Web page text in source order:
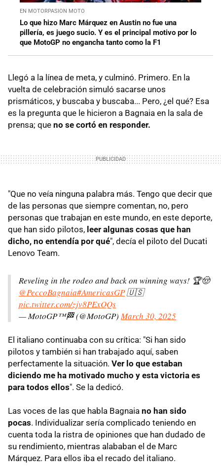
EN MOTORPASION MOTO
Lo que hizo Marc Márquez en Austin no fue una
pillería, es juego sucio. Y es el principal motivo por lo
que MotoGP no engancha tanto como la F1
Llegó a la línea de meta, y culminó. Primero. En la
vuelta de celebración simuló sacarse unos
prismáticos, y buscaba y buscaba... Pero, ¿el qué? Esa
es la pregunta que le hicieron a Bagnaia en la sala de
prensa; que no se cortó en responder.
"Que no veía ninguna palabra más. Tengo que decir que
de las personas que siempre comentan, no, pero
personas que trabajan en este mundo, en este deporte,
que han sido pilotos, leer algunas cosas que han
dicho, no entendía por qué", decía el piloto del Ducati
Lenovo Team.
Reveling in the rodeo and back on winning ways! 🏆🤠
@PeccoBagnaia#AmericasGP🇺🇸
pic.twitter.com/zjv8PExOQs
— MotoGP™🏁 (@MotoGP) March 30, 2025
El italiano continuaba con su crítica: "Si han sido
pilotos y también si han trabajado aquí, saben
perfectamente la situación. Ver lo que estaban
diciendo me ha motivado mucho y esta victoria es
para todos ellos". Se la dedicó.
Las voces de las que habla Bagnaia no han sido
pocas. Individualizar sería complicado teniendo en
cuenta toda la ristra de opiniones que han dudado de
su rendimiento, mientras alababan el de Marc
Márquez. Para ellos iba el recado del italiano.